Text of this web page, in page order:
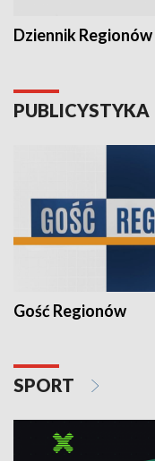
Dziennik Regionów
PUBLICYSTYKA
Gość Regionów
SPORT